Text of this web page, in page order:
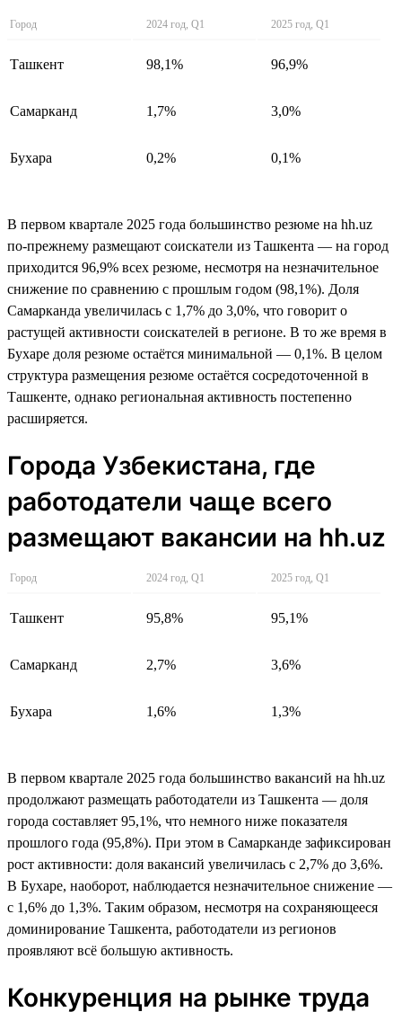
Город 2024 год, Q1 2025 год, Q1
Ташкент 98,1% 96,9%
Самарканд 1,7% 3,0%
Бухара 0,2% 0,1%
В первом квартале 2025 года большинство резюме на hh.uz
по-прежнему размещают соискатели из Ташкента — на город
приходится 96,9% всех резюме, несмотря на незначительное
снижение по сравнению с прошлым годом (98,1%). Доля
Самарканда увеличилась с 1,7% до 3,0%, что говорит о
растущей активности соискателей в регионе. В то же время в
Бухаре доля резюме остаётся минимальной — 0,1%. В целом
структура размещения резюме остаётся сосредоточенной в
Ташкенте, однако региональная активность постепенно
расширяется.
Города Узбекистана, где
работодатели чаще всего
размещают вакансии на hh.uz
Город 2024 год, Q1 2025 год, Q1
Ташкент 95,8% 95,1%
Самарканд 2,7% 3,6%
Бухара 1,6% 1,3%
В первом квартале 2025 года большинство вакансий на hh.uz
продолжают размещать работодатели из Ташкента — доля
города составляет 95,1%, что немного ниже показателя
прошлого года (95,8%). При этом в Самарканде зафиксирован
рост активности: доля вакансий увеличилась с 2,7% до 3,6%.
В Бухаре, наоборот, наблюдается незначительное снижение —
с 1,6% до 1,3%. Таким образом, несмотря на сохраняющееся
доминирование Ташкента, работодатели из регионов
проявляют всё большую активность.
Конкуренция на рынке труда